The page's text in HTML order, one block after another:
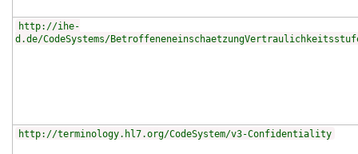
http://ihe-
d.de/CodeSystems/
http://terminology.hl7.org/CodeSystem/v3-Confidentiality